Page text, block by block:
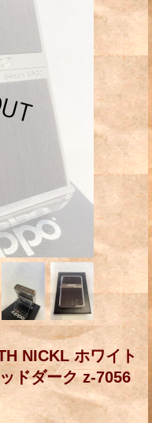
NICKL ホワイト
ドダーク z-7056